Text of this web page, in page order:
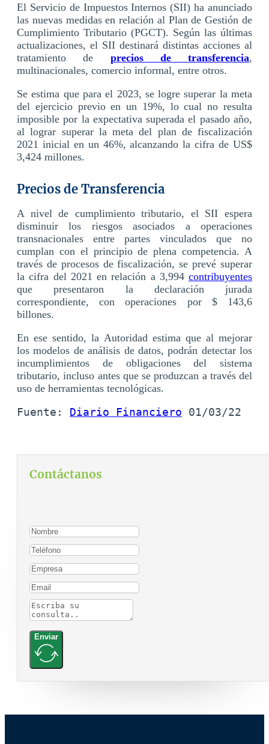
El Servicio de Impuestos Internos (SII) ha anunciado
las nuevas medidas en relación al Plan de Gestión de
Cumplimiento Tributario (PGCT). Según las últimas
actualizaciones, el SII destinará distintas acciones al
tratamiento de precios de transferencia,
multinacionales, comercio informal, entre otros.
Se estima que para el 2023, se logre superar la meta
del ejercicio previo en un 19%, lo cual no resulta
imposible por la expectativa superada el pasado año,
al lograr superar la meta del plan de fiscalización
2021 inicial en un 46%, alcanzando la cifra de US$
3,424 millones.
Precios de Transferencia
A nivel de cumplimiento tributario, el SII espera
disminuir los riesgos asociados a operaciones
transnacionales entre partes vinculados que no
cumplan con el principio de plena competencia. A
través de procesos de fiscalización, se prevé superar
la cifra del 2021 en relación a 3,994 contribuyentes
que presentaron la declaración jurada
correspondiente, con operaciones por $ 143,6
billones.
En ese sentido, la Autoridad estima que al mejorar
los modelos de análisis de datos, podrán detectar los
incumplimientos de obligaciones del sistema
tributario, incluso antes que se produzcan a través del
uso de herramientas tecnológicas.
Fuente: Diario Financiero 01/03/22
Contáctanos
Enviar